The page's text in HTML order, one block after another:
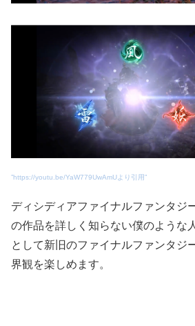
”https://youtu.be/YaW779UwAmUより引用”
ディシディアファイナルファンタジ
の作品を詳しく知らない僕のような
として新旧のファイナルファンタジ
界観を楽しめます。